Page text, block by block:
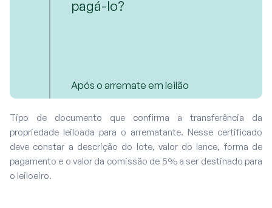
pagá-lo?
Após o arremate em leilão
Tipo de documento que confirma a transferência da
propriedade leiloada para o arrematante. Nesse certificado
deve constar a descrição do lote, valor do lance, forma de
pagamento e o valor da comissão de 5% a ser destinado para
o leiloeiro.